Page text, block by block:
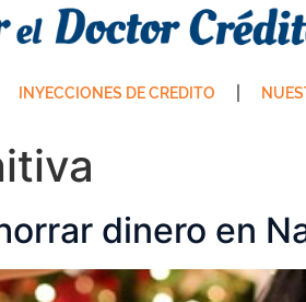
INYECCIONES DE CREDITO
dinero en